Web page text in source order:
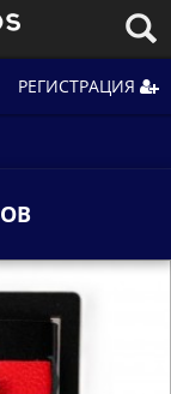
РЕГИСТРАЦИЯ